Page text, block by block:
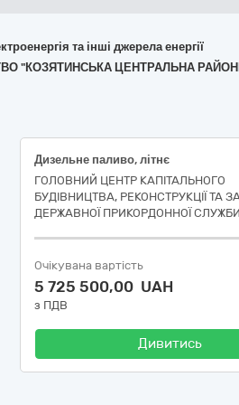
та інші джерела енергії
"КОЗЯТИНСЬКА ЦЕНТРАЛЬНА
Дизельне паливо, літнє
ГОЛОВНИЙ ЦЕНТР КАПІТАЛЬНОГО
БУДІВНИЦТВА, РЕКОНСТРУКЦІЇ ТА
ДЕРЖАВНОЇ ПРИКОРДОННОЇ
Очікувана вартість
5 725 500,00 UAH
з ПДВ
Дивитись